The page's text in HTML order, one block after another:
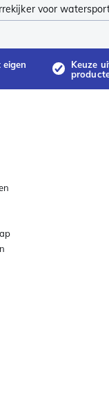
voor
eigen
Keuze